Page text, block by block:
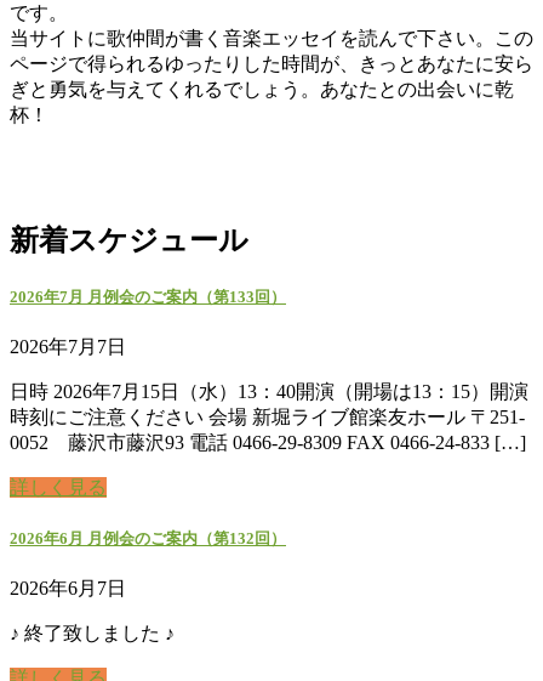
です。
当サイトに歌仲間が書く音楽エッセイを読んで下さい。この
ページで得られるゆったりした時間が、きっとあなたに安ら
ぎと勇気を与えてくれるでしょう。あなたとの出会いに乾
杯！
新着スケジュール
2026年7月 月例会のご案内（第133回）
2026年7月7日
日時 2026年7月15日（水）13：40開演（開場は13：15）開演
時刻にご注意ください 会場 新堀ライブ館楽友ホール 〒251-
0052 藤沢市藤沢93 電話 0466-29-8309 FAX 0466-24-833 […]
詳しく見る
2026年6月 月例会のご案内（第132回）
2026年6月7日
♪ 終了致しました ♪